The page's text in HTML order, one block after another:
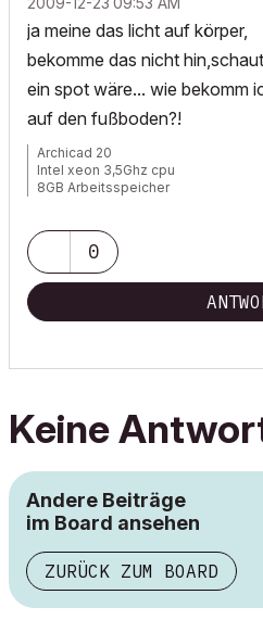
ja meine das licht auf körper,
bekomme das nicht
ein spot wäre... wie bekomm
auf den fußboden?!
Archicad 20
Intel xeon 3,5Ghz cpu
8GB Arbeitsspeicher
0
Keine
Andere Beiträge
im Board ansehen
ZURÜCK ZUM BOARD